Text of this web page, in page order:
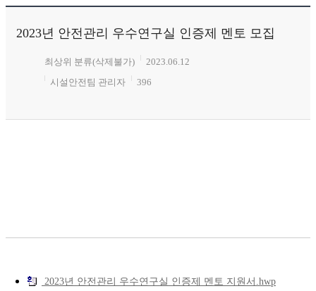
2023년 안전관리 우수연구실 인증제 멘토 모집
최상위 분류(삭제불가)
2023.06.12
시설안전팀 관리자
396
2023년 안전관리 우수연구실 인증제 멘토 지원서.hwp